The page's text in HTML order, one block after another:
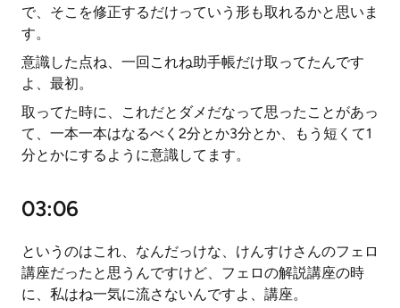
で、そこを修正するだけっていう形も取れるかと思いま
す。
意識した点ね、一回これね助手帳だけ取ってたんです
よ、最初。
取ってた時に、これだとダメだなって思ったことがあっ
て、一本一本はなるべく2分とか3分とか、もう短くて1
分とかにするように意識してます。
03:06
というのはこれ、なんだっけな、けんすけさんのフェロ
講座だったと思うんですけど、フェロの解説講座の時
に、私はね一気に流さないんですよ、講座。